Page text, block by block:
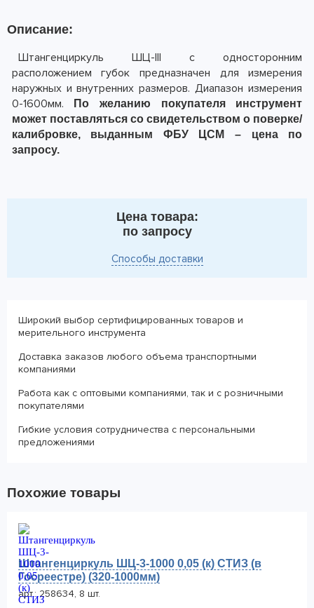
Описание:
Штангенциркуль ШЦ-III с односторонним
расположением губок предназначен для измерения
наружных и внутренних размеров. Диапазон измерения
0-1600мм.
По желанию покупателя инструмент
может поставляться со свидетельством о поверке/
калибровке, выданным ФБУ ЦСМ – цена по
запросу.
Цена товара:
по запросу
Способы доставки
Широкий выбор сертифицированных товаров и
мерительного инструмента
Доставка заказов любого объема транспортными
компаниями
Работа как с оптовыми компаниями, так и с розничными
покупателями
Гибкие условия сотрудничества с персональными
предложениями
Похожие товары
Штангенциркуль ШЦ-3-1000 0,05 (к) СТИЗ (в
Госреестре) (320-1000мм)
арт.: 258634, 8 шт.